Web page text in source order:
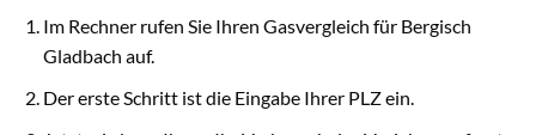
Im Rechner rufen Sie Ihren Gasvergleich für Bergisch
Gladbach auf.
Der erste Schritt ist die Eingabe Ihrer PLZ ein.